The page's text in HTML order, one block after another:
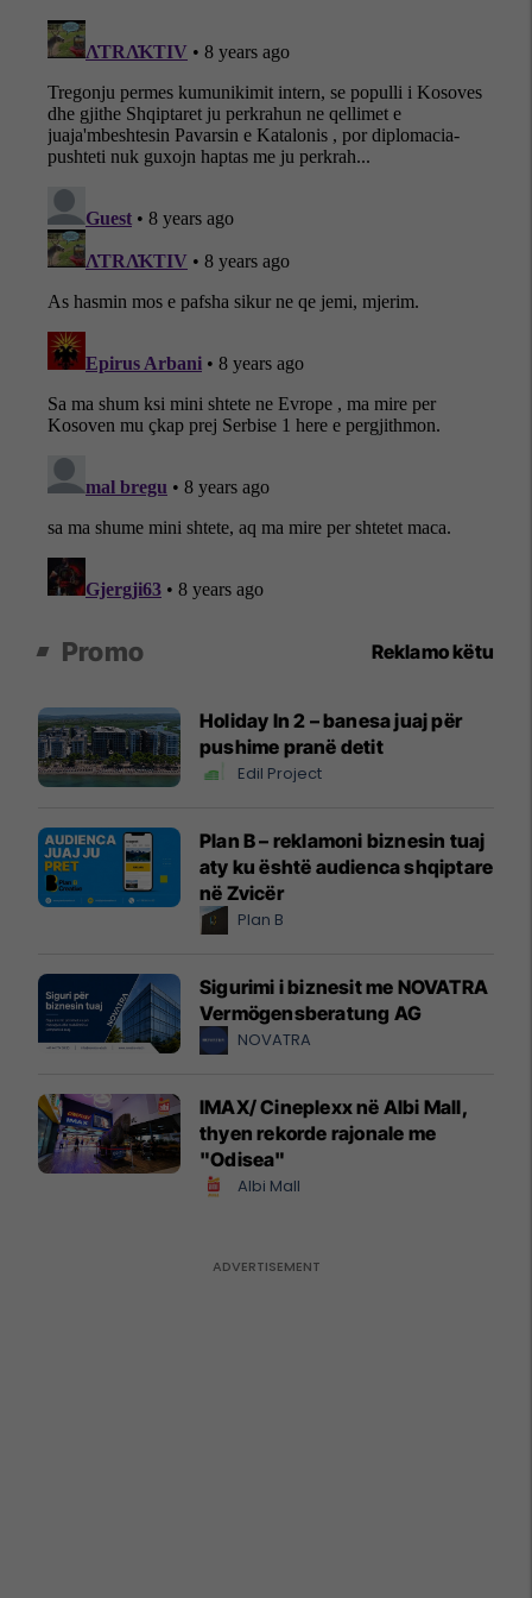
Promo Reklamo këtu
Holiday In 2 – banesa juaj për
pushime pranë detit
Edil Project
Plan B – reklamoni biznesin tuaj
aty ku është audienca shqiptare
në Zvicër
Plan B
Sigurimi i biznesit me NOVATRA
Vermögensberatung AG
NOVATRA
IMAX/ Cineplexx në Albi Mall,
thyen rekorde rajonale me
"Odisea"
Albi Mall